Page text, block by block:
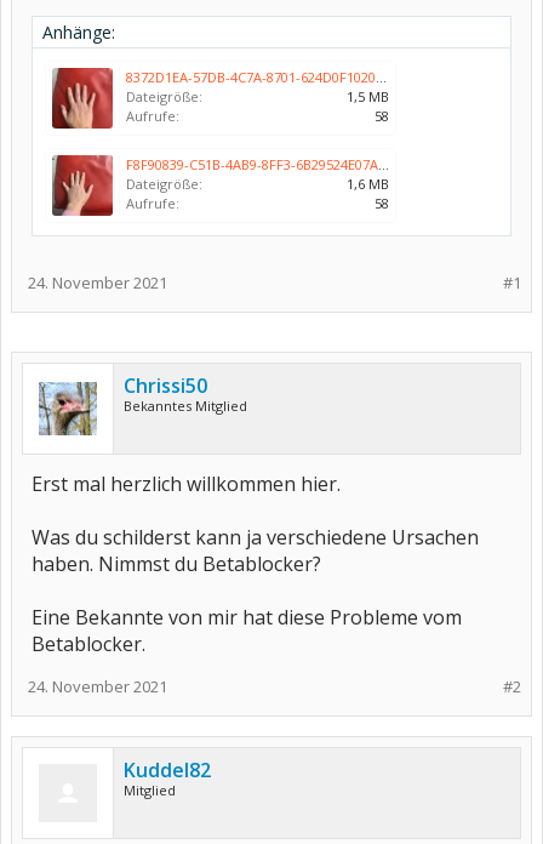
Anhänge:
8372D1EA-57DB-4C7A-8701-624D0F102023.jpeg
Dateigröße:
1,5 MB
Aufrufe:
58
F8F90839-C51B-4AB9-8FF3-6B29524E07A6.jpeg
Dateigröße:
1,6 MB
Aufrufe:
58
#1
24. November 2021
Chrissi50
Bekanntes Mitglied
Erst mal herzlich willkommen hier.
Was du schilderst kann ja verschiedene Ursachen
haben. Nimmst du Betablocker?
Eine Bekannte von mir hat diese Probleme vom
Betablocker.
#2
24. November 2021
Kuddel82
Mitglied